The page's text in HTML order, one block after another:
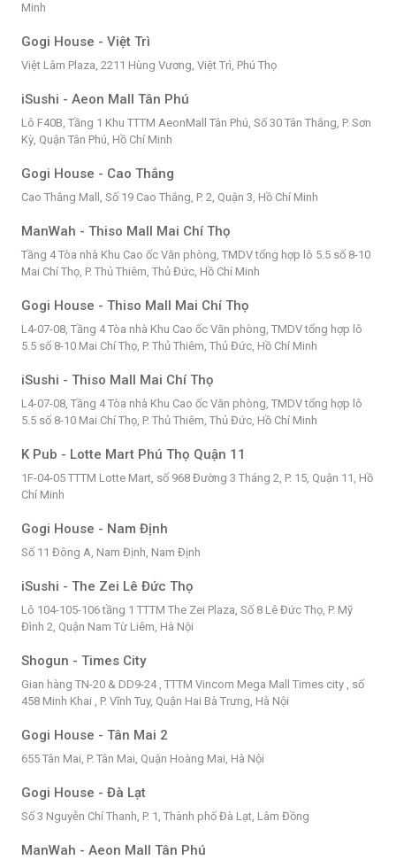
Minh
Gogi House - Việt Trì
Việt Lâm Plaza, 2211 Hùng Vương, Việt Trì, Phú Thọ
iSushi - Aeon Mall Tân Phú
Lô F40B, Tầng 1 Khu TTTM AeonMall Tân Phú, Số 30 Tân Thắng, P. Sơn
Kỳ, Quận Tân Phú, Hồ Chí Minh
Gogi House - Cao Thắng
Cao Thắng Mall, Số 19 Cao Thắng, P. 2, Quận 3, Hồ Chí Minh
ManWah - Thiso Mall Mai Chí Thọ
Tầng 4 Tòa nhà Khu Cao ốc Văn phòng, TMDV tổng hợp lô 5.5 số 8-10
Mai Chí Thọ, P. Thủ Thiêm, Thủ Đức, Hồ Chí Minh
Gogi House - Thiso Mall Mai Chí Thọ
L4-07-08, Tầng 4 Tòa nhà Khu Cao ốc Văn phòng, TMDV tổng hợp lô
5.5 số 8-10 Mai Chí Thọ, P. Thủ Thiêm, Thủ Đức, Hồ Chí Minh
iSushi - Thiso Mall Mai Chí Thọ
L4-07-08, Tầng 4 Tòa nhà Khu Cao ốc Văn phòng, TMDV tổng hợp lô
5.5 số 8-10 Mai Chí Thọ, P. Thủ Thiêm, Thủ Đức, Hồ Chí Minh
K Pub - Lotte Mart Phú Thọ Quận 11
1F-04-05 TTTM Lotte Mart, số 968 Đường 3 Tháng 2, P. 15, Quận 11, Hồ
Chí Minh
Gogi House - Nam Định
Số 11 Đông A, Nam Định, Nam Định
iSushi - The Zei Lê Đức Thọ
Lô 104-105-106 tầng 1 TTTM The Zei Plaza, Số 8 Lê Đức Thọ, P. Mỹ
Đình 2, Quận Nam Từ Liêm, Hà Nội
Shogun - Times City
Gian hàng TN-20 & DD9-24 , TTTM Vincom Mega Mall Times city , số
458 Minh Khai , P. Vĩnh Tuy, Quận Hai Bà Trưng, Hà Nội
Gogi House - Tân Mai 2
655 Tân Mai, P. Tân Mai, Quận Hoàng Mai, Hà Nội
Gogi House - Đà Lạt
Số 3 Nguyễn Chí Thanh, P. 1, Thành phố Đà Lạt, Lâm Đồng
ManWah - Aeon Mall Tân Phú